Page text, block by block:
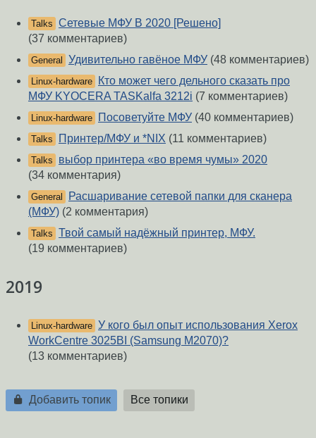
Talks Сетевые МФУ В 2020 [Решено]
(37 комментариев)
General Удивительно гавёное МФУ (48 комментариев)
Linux-hardware
Кто может чего дельного сказать про
МФУ KYOCERA TASKalfa 3212i (7 комментариев)
Linux-hardware Посоветуйте МФУ (40 комментариев)
Talks Принтер/МФУ и *NIX (11 комментариев)
Talks
выбор принтера «во время чумы» 2020
(34 комментария)
General
Расшаривание сетевой папки для сканера
(МФУ) (2 комментария)
Talks Твой самый надёжный принтер, МФУ.
(19 комментариев)
2019
Linux-hardware У кого был опыт использования Xerox
WorkCentre 3025BI (Samsung M2070)?
(13 комментариев)
Добавить топик Все топики